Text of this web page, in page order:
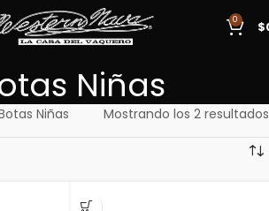
0 $
Niñas
Niñas Mostrando los 2 resultados